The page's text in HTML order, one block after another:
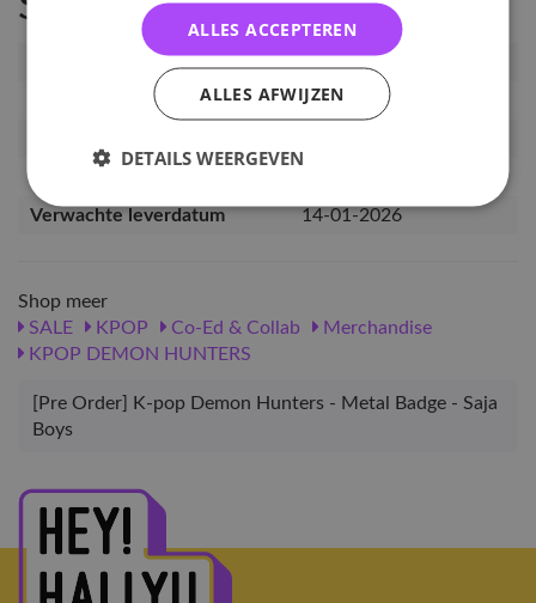
PRE-KDH-MB-SJB
1000000355550
Verwachte leverdatum
14-01-2026
Shop meer
SALE
KPOP Co-Ed & Collab
Merchandise
KPOP DEMON HUNTERS
[Pre Order] K-pop Demon Hunters - Metal Badge - Saja
Boys
ALLES ACCEPTEREN
ALLES AFWIJZEN
DETAILS WEERGEVEN